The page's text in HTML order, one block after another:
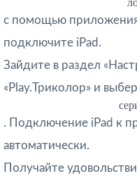
с помощью приложения
подключите iPad.
Зайдите в раздел
«Play.Триколор» и
. Подключение iPad к
автоматически.
Получайте